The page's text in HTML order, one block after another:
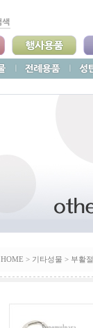
HOME > 기타성물 > 부활